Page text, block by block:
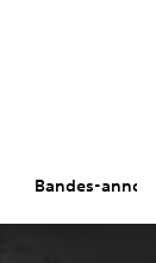
Bandes-